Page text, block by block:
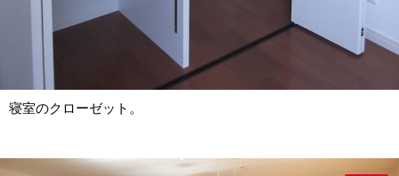
寝室のクローゼット。